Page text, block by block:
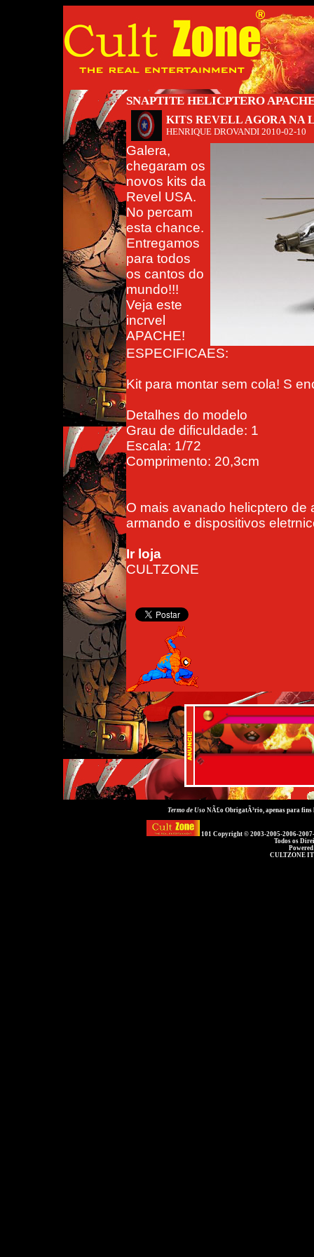
SNAPTITE HELICPTERO
KITS REVELL AGORA NA
HENRIQUE DROVANDI 2010-02-10
Galera,
chegaram os
novos kits da
Revel USA.
No percam
esta chance.
Entregamos
para todos
os cantos do
mundo!!!
Veja este
incrvel
APACHE!
ESPECIFICAES:
Kit para montar sem cola! S
Detalhes do modelo
Grau de dificuldade: 1
Escala: 1/72
Comprimento: 20,3cm
O mais avanado helicptero
armando e dispositivos
Ir loja
CULTZONE
Termo de UsoNÃ£o ObrigatÃ³rio, apenas para
101 Copyright © 2003-2005-2006-
Todos os
CULTZONE